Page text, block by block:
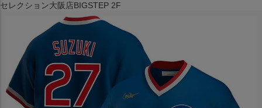
セレクション大阪店BIGSTEP 2F
営業：平日・土日祝12:00～19:00
〒542-008
大阪府大阪市中央区西心斎橋1丁目6番14号
TEL:06-4708-3300